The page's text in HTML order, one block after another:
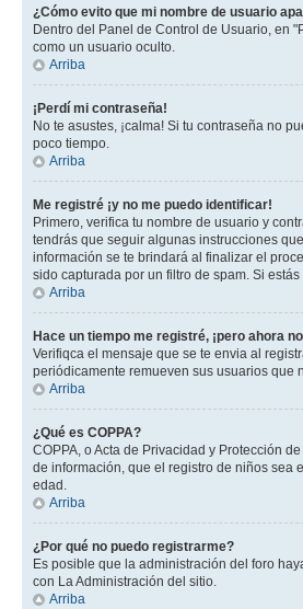
¿Cómo evito que mi nombre de usuario
Dentro del Panel de Control de Usuario, en
como un usuario oculto.
Arriba
¡Perdí mi contraseña!
No te asustes, ¡calma! Si tu contraseña no
poco tiempo.
Arriba
Me registré ¡y no me puedo identificar!
Primero, verifica tu nombre de usuario y
tendrás que seguir algunas instrucciones
información se te brindará al finalizar el
sido capturada por un filtro de spam. Si
Arriba
Hace un tiempo me registré, ¡pero ahora
Verifiqca el mensaje que se te envia al
periódicamente remueven sus usuarios que
Arriba
¿Qué es COPPA?
COPPA, o Acta de Privacidad y Protección
de información, que el registro de niños sea
edad.
Arriba
¿Por qué no puedo registrarme?
Es posible que la administración del foro
con La Administración del sitio.
Arriba